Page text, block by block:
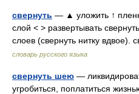
свернуть — ▲ уложить ↑
слой < > развертывать
слоев (свернуть нитку вдвое).
словарь русского языка
свернуть шею —
угробиться, поплатиться